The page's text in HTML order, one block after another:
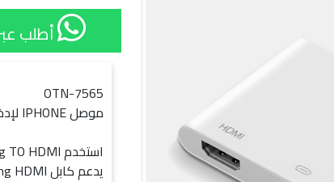
أطلب
OTN-7565
موصل IPHONE لإدخال HDMI